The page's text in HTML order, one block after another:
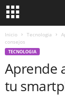
Inicio Tecnologia
consejos
TECNOLOGIA
Aprende
tu